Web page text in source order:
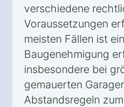
verschiedene
Voraussetzungen
meisten Fällen ist
Baugenehmigung
insbesondere bei
gemauerten
Abstandsregeln zum